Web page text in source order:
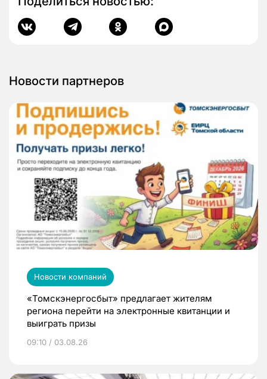
Новости партнеров
Новости компаний
«Томскэнергосбыт» предлагает жителям
региона перейти на электронные квитанции и
выиграть призы
09:10 / 03.08.26